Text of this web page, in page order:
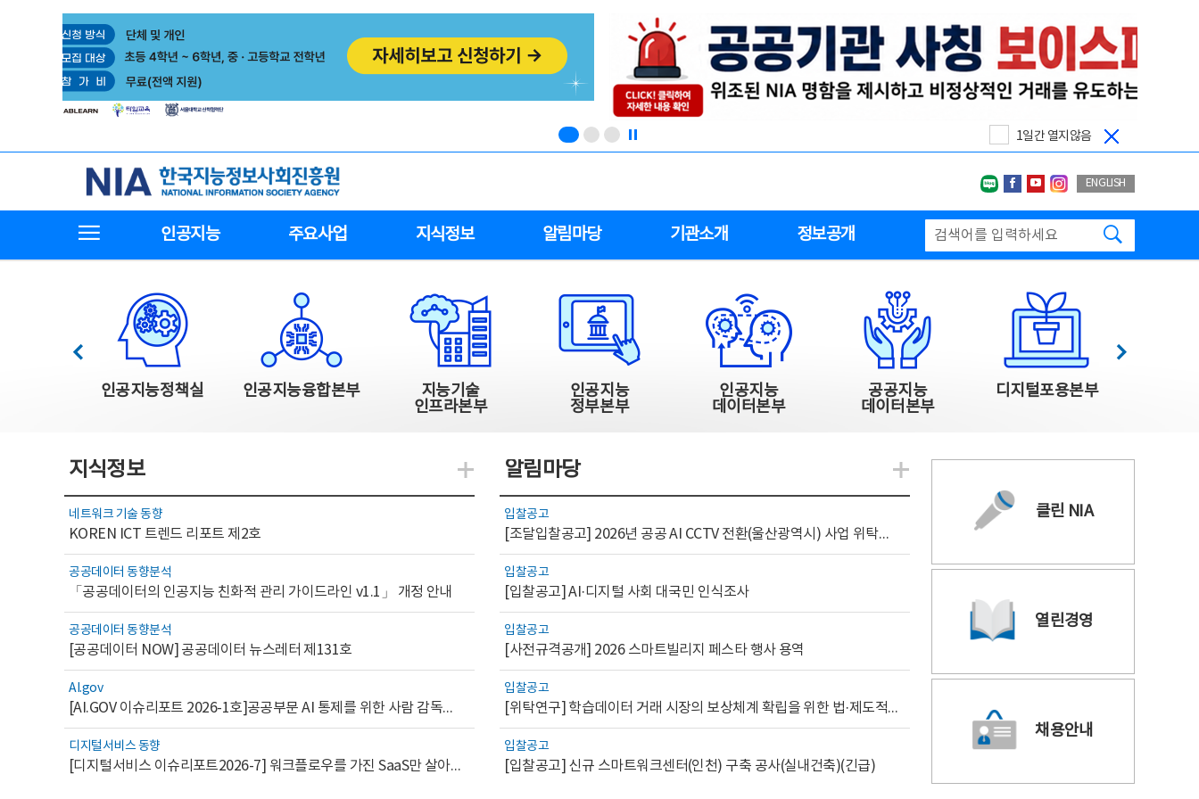
1일간 열지않음
한국지능정보사회진흥원
네이버블로그
페이스북
유투브인스타그랩
ENGLISH
인공지능 주요사업 지식정보 알림마당 기관소개 정보공개
한국지능정보사회진흥원 주요사업
인공지능정책실 인공지능융합본부
지능기술
인프라본부
인공지능
정부본부
인공지능
데이터본부
공공지능
데이터본부
디지털포용본부
이전 다음
지식정보
네트워크 기술 동향
KOREN ICT 트렌드 리포트 제2호
공공데이터 동향분석
「공공데이터의 인공지능 친화적 관리 가이드라인 v1.1」 개정 안내
공공데이터 동향분석
[공공데이터 NOW] 공공데이터 뉴스레터 제131호
AI.gov
[AI.GOV 이슈리포트 2026-1호]공공부문 AI 통제를 위한 사람 감독의 해외 사례 분석 및 시사점
디지털서비스 동향
[디지털서비스 이슈리포트2026-7] 워크플로우를 가진 SaaS만 살아남는다
지식관련 더보기
알림마당
입찰공고
[조달입찰공고] 2026년 공공 AI CCTV 전환(울산광역시) 사업 위탁감리
입찰공고
[입찰공고] AI·디지털 사회 대국민 인식조사
입찰공고
[사전규격공개] 2026 스마트빌리지 페스타 행사 용역
입찰공고
[위탁연구] 학습데이터 거래 시장의 보상체계 확립을 위한 법·제도적 검토 방안 연구
입찰공고
[입찰공고] 신규 스마트워크센터(인천) 구축 공사(실내건축)(긴급)
알림관련 더보기
클린 NIA
열린경영
채용안내